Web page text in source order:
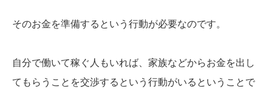
そのお金を準備するという行動が必要なのです。
自分で働いて稼ぐ人もいれば、家族などからお金を出し
てもらうことを交渉するという行動がいるということで